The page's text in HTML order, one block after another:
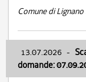
Comune di
13.07.2026 -
domande: